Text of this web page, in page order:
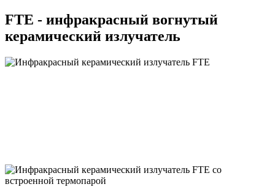
FTE - инфракрасный вогнутый
керамический излучатель